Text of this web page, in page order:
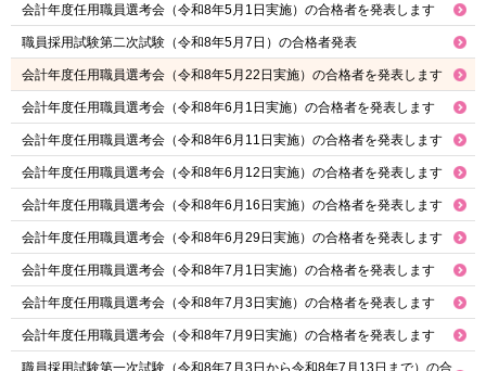
会計年度任用職員選考会（令和8年5月1日実施）の合格者を発表します
職員採用試験第二次試験（令和8年5月7日）の合格者発表
会計年度任用職員選考会（令和8年5月22日実施）の合格者を発表します
会計年度任用職員選考会（令和8年6月1日実施）の合格者を発表します
会計年度任用職員選考会（令和8年6月11日実施）の合格者を発表します
会計年度任用職員選考会（令和8年6月12日実施）の合格者を発表します
会計年度任用職員選考会（令和8年6月16日実施）の合格者を発表します
会計年度任用職員選考会（令和8年6月29日実施）の合格者を発表します
会計年度任用職員選考会（令和8年7月1日実施）の合格者を発表します
会計年度任用職員選考会（令和8年7月3日実施）の合格者を発表します
会計年度任用職員選考会（令和8年7月9日実施）の合格者を発表します
職員採用試験第一次試験（令和8年7月3日から令和8年7月13日まで）の合